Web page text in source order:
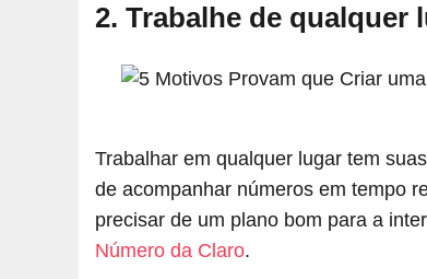
2. Trabalhe de qualquer
Trabalhar em qualquer lugar tem
de acompanhar números em tempo
precisar de um plano bom para a
Número da Claro.